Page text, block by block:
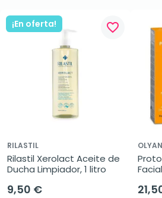
¡En oferta! favorite_border
RILASTIL
Rilastil Xerolact Aceite de
Ducha Limpiador, 1 litro
9,50 €
OLYAN